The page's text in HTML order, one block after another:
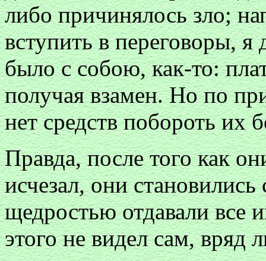
либо причинялось зло;
вступить в переговоры,
было с собою, как-то:
получая взамен. Но по
нет средств побороть их
Правда, после того как
исчезал, они
щедростью отдавали все
этого не видел сам, вряд